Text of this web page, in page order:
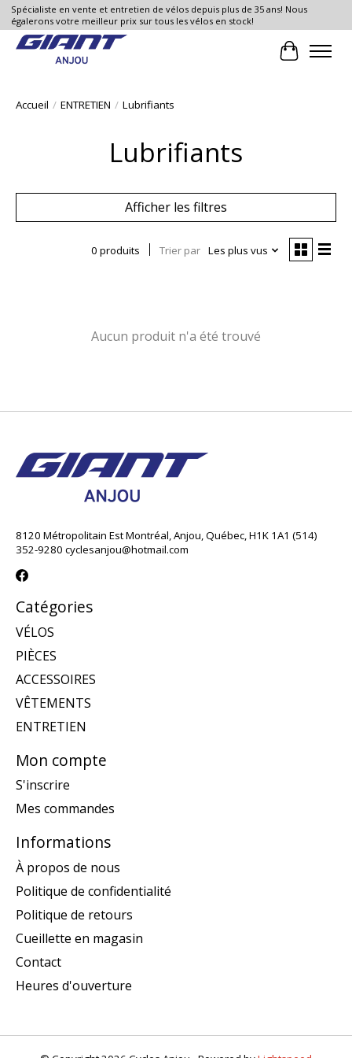
Spécialiste en vente et entretien de vélos depuis plus de 35 ans! Nous
égalerons votre meilleur prix sur tous les vélos en stock!
Panier
Accueil / ENTRETIEN / Lubrifiants
Lubrifiants
Afficher les filtres
0 produits Trier par Les plus vus
Aucun produit n'a été trouvé
8120 Métropolitain Est Montréal, Anjou, Québec, H1K 1A1 (514)
352-9280 cyclesanjou@hotmail.com
Catégories
VÉLOS
PIÈCES
ACCESSOIRES
VÊTEMENTS
ENTRETIEN
Mon compte
S'inscrire
Mes commandes
Informations
À propos de nous
Politique de confidentialité
Politique de retours
Cueillette en magasin
Contact
Heures d'ouverture